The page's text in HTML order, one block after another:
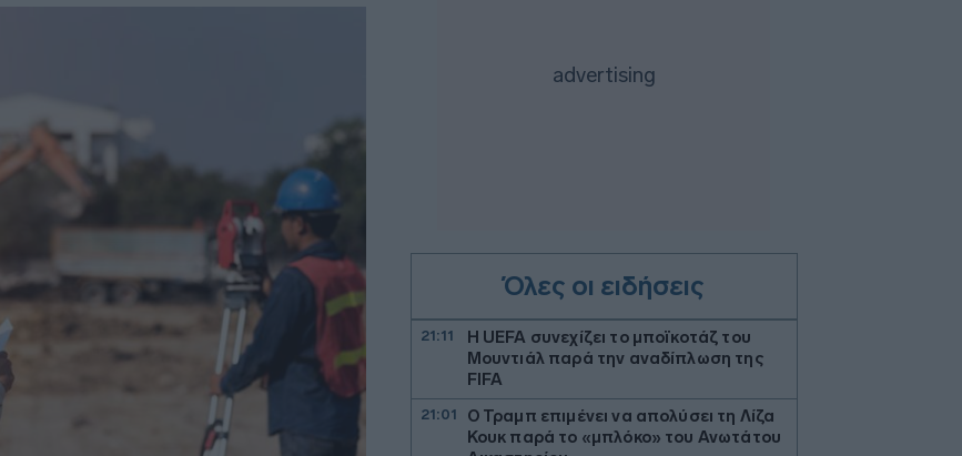
Όλες οι ειδήσεις
21:11
Η UEFA συνεχίζει το μποϊκοτάζ του
Μουντιάλ παρά την αναδίπλωση της
FIFA
21:01
Ο Τραμπ επιμένει να απολύσει τη Λίζα
Κουκ παρά το «μπλόκο» του Ανωτάτου